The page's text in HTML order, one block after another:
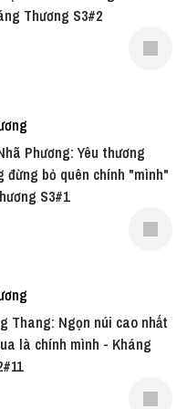
đồng phòng vệ HPV
để truyền tải thông
soạn bởi Hội Y học
nhận bởi Hội Y học
trợ vì mục đích giáo
hpvvietnam⁠⁠⁠
Thương S3#2
Phương: Yêu thương
đừng bỏ quên chính "mình"
S3#1
Thang: Ngọn núi cao nhất
là chính mình - Kháng